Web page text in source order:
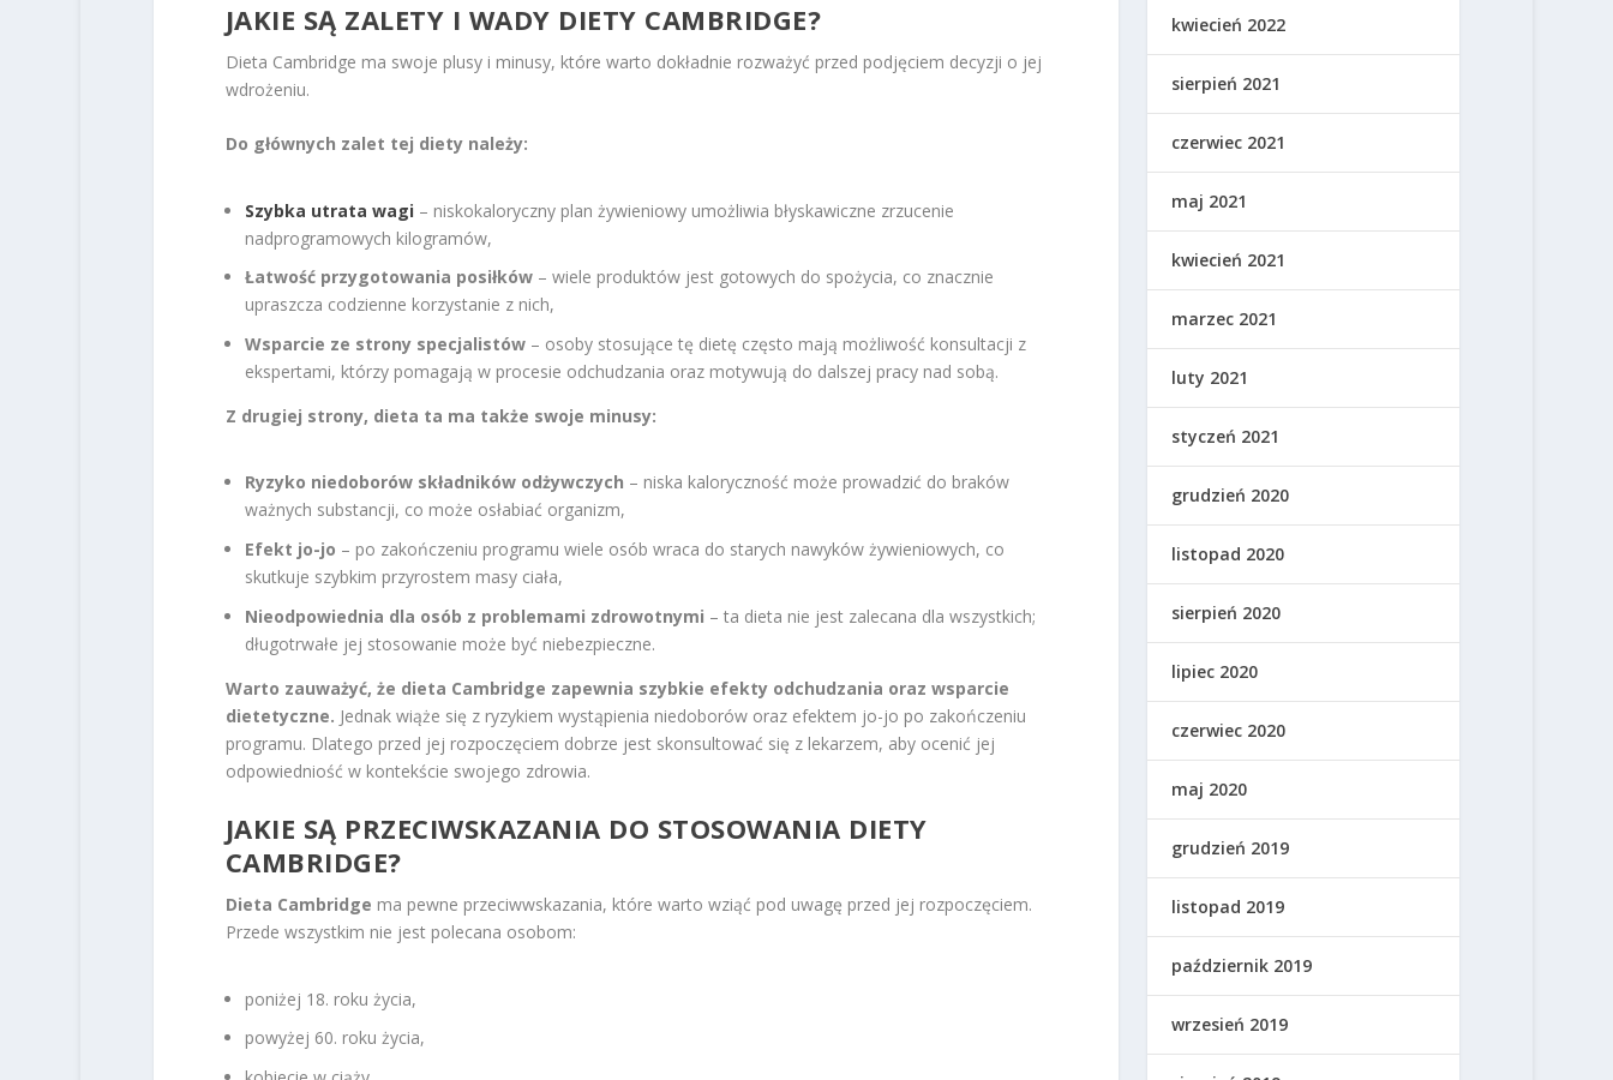
JAKIE SĄ ZALETY I WADY DIETY CAMBRIDGE?
Dieta Cambridge ma swoje plusy i minusy, które warto dokładnie rozważyć przed podjęciem decyzji o jej
wdrożeniu.
Do głównych zalet tej diety należy:
Szybka utrata wagi– niskokaloryczny plan żywieniowy umożliwia błyskawiczne zrzucenie
nadprogramowych kilogramów,
Łatwość przygotowania posiłków– wiele produktów jest gotowych do spożycia, co znacznie
upraszcza codzienne korzystanie z nich,
Wsparcie ze strony specjalistów– osoby stosujące tę dietę często mają możliwość konsultacji z
ekspertami, którzy pomagają w procesie odchudzania oraz motywują do dalszej pracy nad sobą.
Z drugiej strony, dieta ta ma także swoje minusy:
Ryzyko niedoborów składników odżywczych – niska kaloryczność może prowadzić do braków
ważnych substancji, co może osłabiać organizm,
Efekt jo-jo – po zakończeniu programu wiele osób wraca do starych nawyków żywieniowych, co
skutkuje szybkim przyrostem masy ciała,
Nieodpowiednia dla osób z problemami zdrowotnymi – ta dieta nie jest zalecana dla wszystkich;
długotrwałe jej stosowanie może być niebezpieczne.
Warto zauważyć, że dieta Cambridge zapewnia szybkie efekty odchudzania oraz wsparcie
dietetyczne. Jednak wiąże się z ryzykiem wystąpienia niedoborów oraz efektem jo-jo po zakończeniu
programu. Dlatego przed jej rozpoczęciem dobrze jest skonsultować się z lekarzem, aby ocenić jej
odpowiedniość w kontekście swojego zdrowia.
JAKIE SĄ PRZECIWSKAZANIA DO STOSOWANIA DIETY
CAMBRIDGE?
Dieta Cambridge ma pewne przeciwwskazania, które warto wziąć pod uwagę przed jej rozpoczęciem.
Przede wszystkim nie jest polecana osobom:
poniżej 18. roku życia,
powyżej 60. roku życia,
kwiecień 2022
sierpień 2021
czerwiec 2021
maj 2021
kwiecień 2021
marzec 2021
luty 2021
styczeń 2021
grudzień 2020
listopad 2020
sierpień 2020
lipiec 2020
czerwiec 2020
maj 2020
grudzień 2019
listopad 2019
październik 2019
wrzesień 2019